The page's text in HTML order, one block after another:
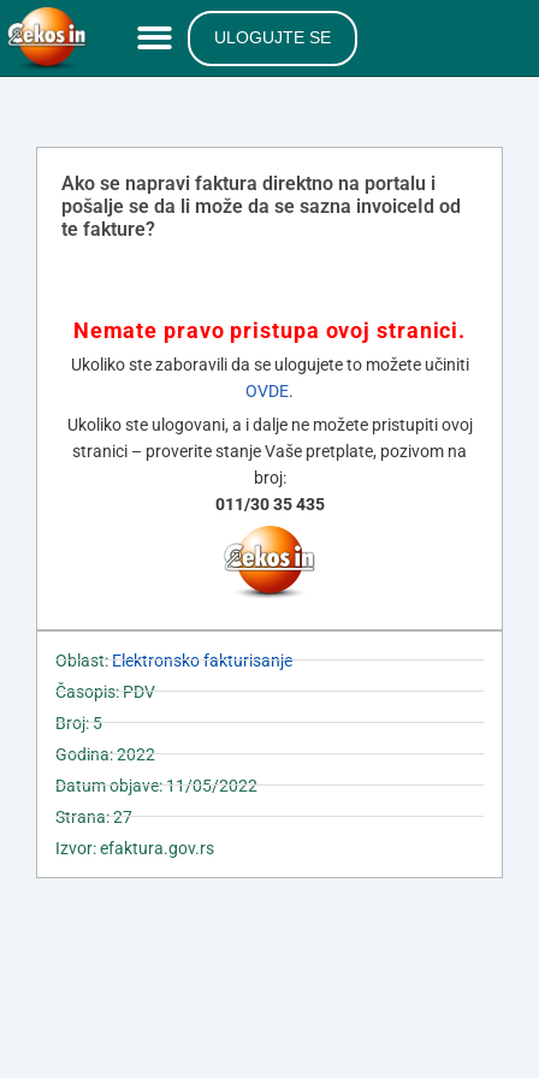
ULOGUJTE SE
Ako se napravi faktura direktno na portalu i
pošalje se da li može da se sazna invoiceId od
te fakture?
Nemate pravo pristupa ovoj stranici.
Ukoliko ste zaboravili da se ulogujete to možete učiniti
OVDE.
Ukoliko ste ulogovani, a i dalje ne možete pristupiti ovoj
stranici – proverite stanje Vaše pretplate, pozivom na
broj:
011/30 35 435
Oblast:Elektronsko fakturisanje
Časopis: PDV
Broj: 5
Godina: 2022
Datum objave: 11/05/2022
Strana: 27
Izvor: efaktura.gov.rs